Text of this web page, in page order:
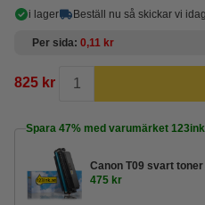
i lager
Beställ nu så skickar vi
Per sida 0,11 kr
825 kr
Spara 47% med varumärket
Canon T09 svart
475 kr